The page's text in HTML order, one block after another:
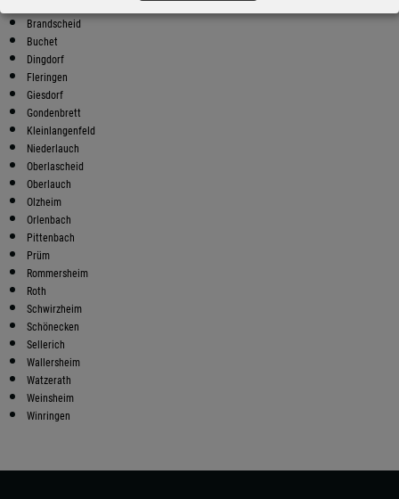
Brandscheid
Buchet
Dingdorf
Fleringen
Giesdorf
Gondenbrett
Kleinlangenfeld
Niederlauch
Oberlascheid
Oberlauch
Olzheim
Orlenbach
Pittenbach
Prüm
Rommersheim
Roth
Schwirzheim
Schönecken
Sellerich
Wallersheim
Watzerath
Weinsheim
Winringen